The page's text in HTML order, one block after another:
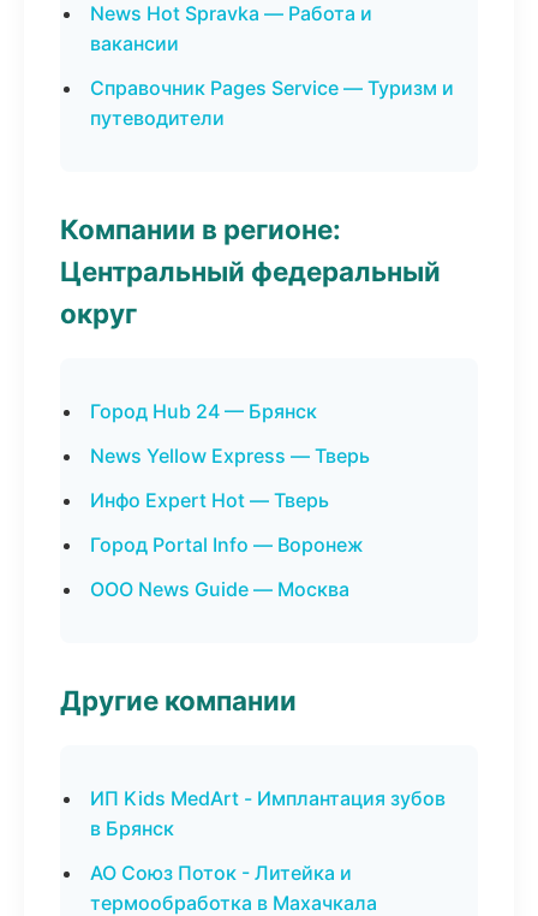
News Hot Spravka — Работа и
вакансии
Справочник Pages Service — Туризм и
путеводители
Компании в регионе:
Центральный федеральный
округ
Город Hub 24 — Брянск
News Yellow Express — Тверь
Инфо Expert Hot — Тверь
Город Portal Info — Воронеж
ООО News Guide — Москва
Другие компании
ИП Kids MedArt - Имплантация зубов
в Брянск
АО Союз Поток - Литейка и
термообработка в Махачкала